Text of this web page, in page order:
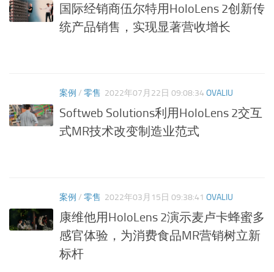
国际经销商伍尔特用HoloLens 2创新传
统产品销售，实现显著营收增长
案例 / 零售 2022年07月22日 09:08:34 OVALIU
Softweb Solutions利用HoloLens 2交互
式MR技术改变制造业范式
案例 / 零售 2022年03月15日 09:38:41 OVALIU
康维他用HoloLens 2演示麦卢卡蜂蜜多
感官体验，为消费食品MR营销树立新
标杆